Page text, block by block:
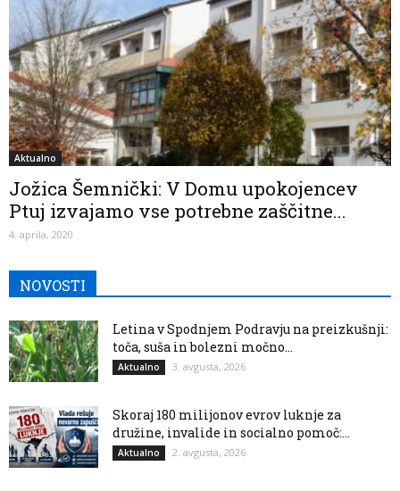
Aktualno
Jožica Šemnički: V Domu upokojencev
Ptuj izvajamo vse potrebne zaščitne...
4. aprila, 2020
NOVOSTI
Letina v Spodnjem Podravju na preizkušnji:
toča, suša in bolezni močno...
Aktualno 3. avgusta, 2026
Skoraj 180 milijonov evrov luknje za
družine, invalide in socialno pomoč:...
Aktualno 2. avgusta, 2026